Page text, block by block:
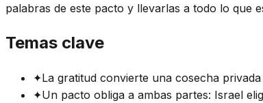
palabras de este pacto y llevarlas a todo lo que
Temas clave
✦La gratitud convierte una cosecha
✦Un pacto obliga a ambas partes: Israel